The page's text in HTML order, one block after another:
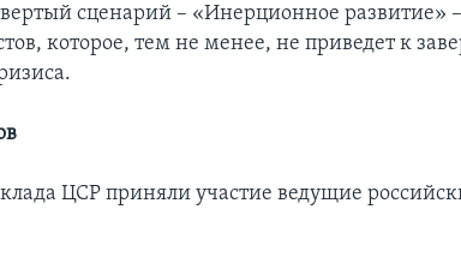
сценарий – «Инерционное развитие»
которое, тем не менее, не приведет к
ЦСР приняли участие ведущие